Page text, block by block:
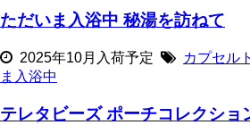
ただいま入浴中 秘湯を訪ねて
2025年10月入荷予定 カプセル
ま入浴中
テレタビーズ ポーチコレクショ